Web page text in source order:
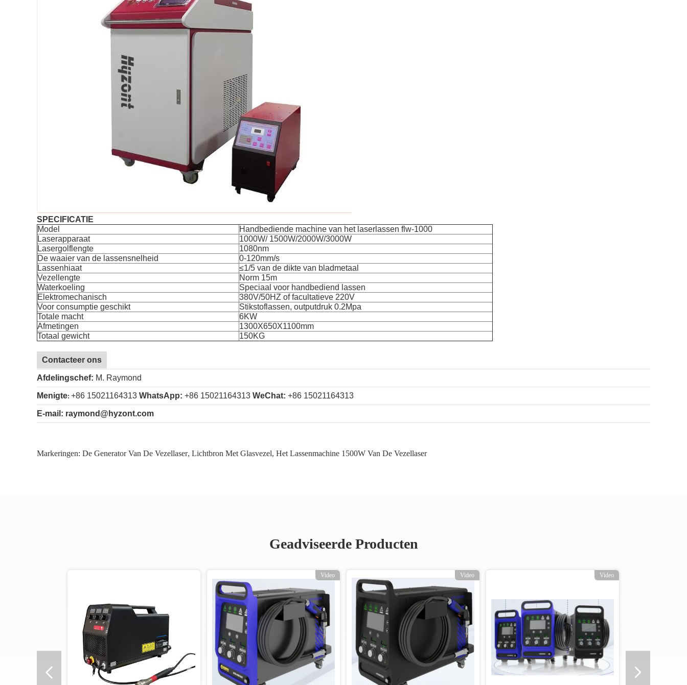
SPECIFICATIE
Model
Handbediende machine van het laserlassen flw-1000
Laserapparaat
1000W/ 1500W/2000W/3000W
Lasergolflengte
1080nm
De waaier van de lassensnelheid
0-120mm/s
Lassenhiaat
≤1/5 van de dikte van bladmetaal
Vezellengte
Norm 15m
Waterkoeling
Speciaal voor handbediend lassen
Elektromechanisch
380V/50HZ of facultatieve 220V
Voor consumptie geschikt
Stikstoflassen, outputdruk 0.2Mpa
Totale macht
6KW
Afmetingen
1300X650X1100mm
Totaal gewicht
150KG
Contacteer ons
Afdelingschef: M. Raymond
Menigte: +86 15021164313 WhatsApp: +86 15021164313 WeChat: +86 15021164313
E-mail: raymond@hyzont.com
Markeringen: De Generator Van De Vezellaser, Lichtbron Met Glasvezel, Het Lassenmachine 1500W Van De Vezellaser
Geadviseerde Producten
Video Video Video